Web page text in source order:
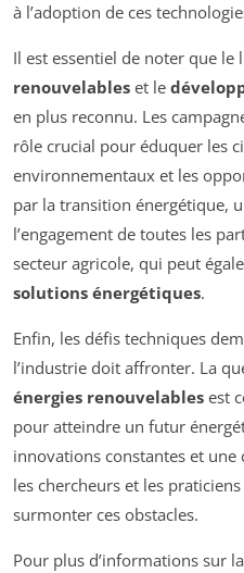
à l’adoption de ces
Il est essentiel de noter que le
renouvelables et le
en plus reconnu. Les
rôle crucial pour éduquer les
environnementaux et les
par la transition énergétique,
l’engagement de toutes les
secteur agricole, qui peut
solutions énergétiques.
Enfin, les défis techniques
l’industrie doit affronter. La
énergies renouvelables est
pour atteindre un futur
innovations constantes et
les chercheurs et les
surmonter ces obstacles.
Pour plus d’informations sur